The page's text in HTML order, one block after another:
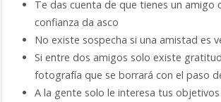
Te das cuenta de que tienes un amigo
confianza da asco
No existe sospecha si una amistad es
Si entre dos amigos solo existe
fotografía que se borrará con el paso
A la gente solo le interesa tus